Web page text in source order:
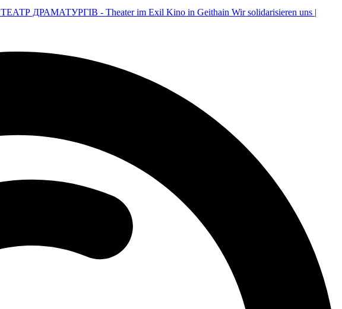
ТЕАТР ДРАМАТУРГІВ - Theater im Exil Kino in Geithain Wir solidarisieren uns |